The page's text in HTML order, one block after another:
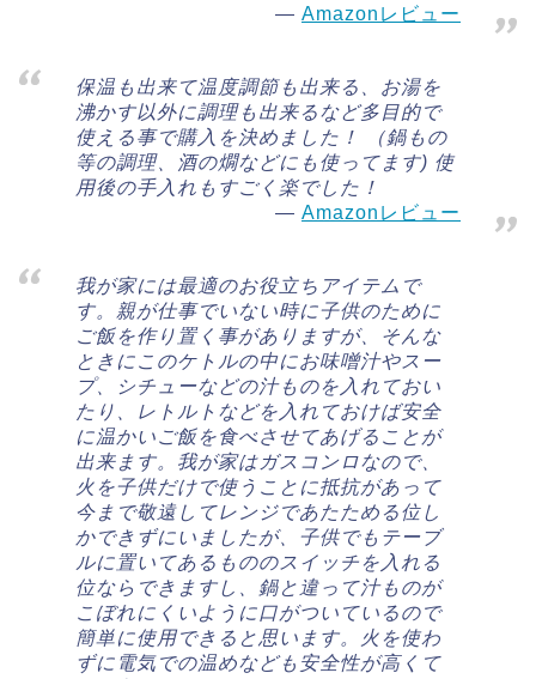
Amazonレビュー
保温も出来て温度調節も出来る、お湯を
沸かす以外に調理も出来るなど多目的で
使える事で購入を決めました！ （鍋もの
等の調理、酒の燗などにも使ってます) 使
用後の手入れもすごく楽でした！
Amazonレビュー
我が家には最適のお役立ちアイテムで
す。親が仕事でいない時に子供のために
ご飯を作り置く事がありますが、そんな
ときにこのケトルの中にお味噌汁やスー
プ、シチューなどの汁ものを入れておい
たり、レトルトなどを入れておけば安全
に温かいご飯を食べさせてあげることが
出来ます。我が家はガスコンロなので、
火を子供だけで使うことに抵抗があって
今まで敬遠してレンジであたためる位し
かできずにいましたが、子供でもテーブ
ルに置いてあるもののスイッチを入れる
位ならできますし、鍋と違って汁ものが
こぼれにくいように口がついているので
簡単に使用できると思います。火を使わ
ずに電気での温めなども安全性が高くて